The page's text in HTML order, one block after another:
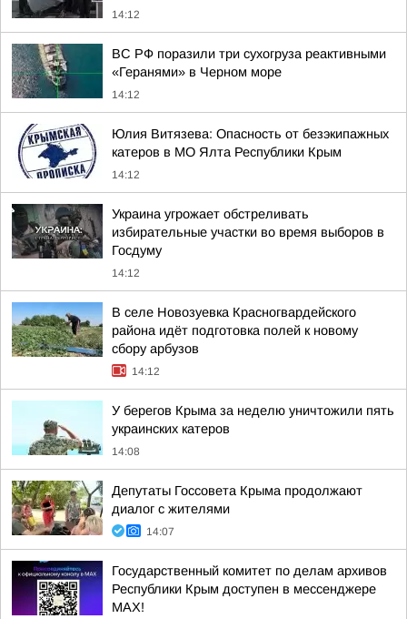
14:12
ВС РФ поразили три сухогруза реактивными
«Геранями» в Черном море
14:12
Юлия Витязева: Опасность от безэкипажных
катеров в МО Ялта Республики Крым
14:12
Украина угрожает обстреливать
избирательные участки во время выборов в
Госдуму
14:12
В селе Новозуевка Красногвардейского
района идёт подготовка полей к новому
сбору арбузов
14:12
У берегов Крыма за неделю уничтожили пять
украинских катеров
14:08
Депутаты Госсовета Крыма продолжают
диалог с жителями
14:07
Государственный комитет по делам архивов
Республики Крым доступен в мессенджере
МАХ!